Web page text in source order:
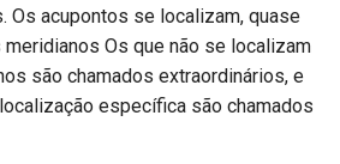
Os acupontos se localizam, quase
Os que não se localizam
são chamados extraordinários, e
específica são chamados